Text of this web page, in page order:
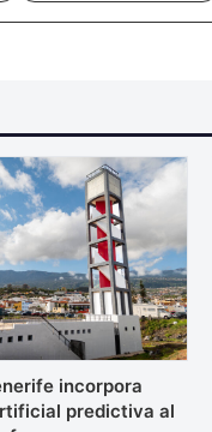
incorpora
predictiva al